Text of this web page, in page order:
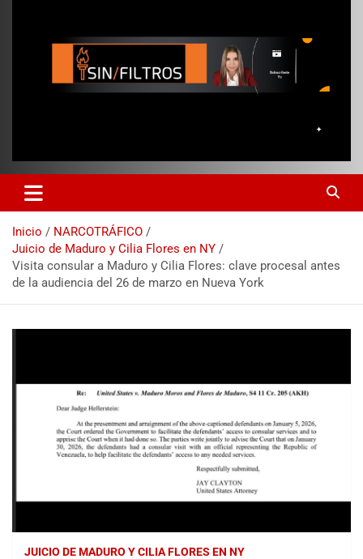
Inicio
NARCOTRÁFICO
Juicio de Maduro y Cilia Flores en NY
Visita consular a Maduro y Cilia Flores: clave procesal antes
de la audiencia del 26 de marzo en Nueva York
JUICIO DE MADURO Y CILIA FLORES EN NY